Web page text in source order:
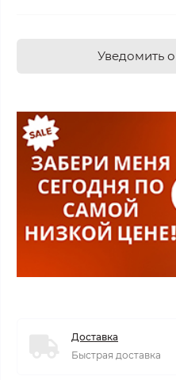
Уведомить
Доставка
Быстрая доставка